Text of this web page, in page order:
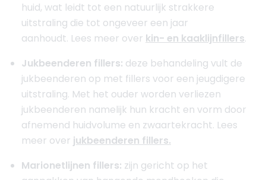
huid, wat leidt tot een natuurlijk strakkere
uitstraling die tot ongeveer een jaar
aanhoudt. Lees meer over kin- en kaaklijnfillers.
Jukbeenderen fillers: deze behandeling vult de
jukbeenderen op met fillers voor een jeugdigere
uitstraling. Met het ouder worden verliezen
jukbeenderen namelijk hun kracht en vorm door
afnemend huidvolume en zwaartekracht. Lees
meer over jukbeenderen fillers.
Marionetlijnen fillers: zijn gericht op het